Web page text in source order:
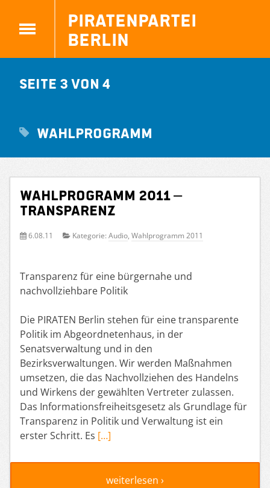
Piratenpartei
Berlin
Seite 3 von 4
wahlprogramm
Wahlprogramm 2011 –
Transparenz
6.08.11 Kategorie: Audio, Wahlprogramm 2011
Transparenz für eine bürgernahe und
nachvollziehbare Politik
Die PIRATEN Berlin stehen für eine transparente
Politik im Abgeordnetenhaus, in der
Senatsverwaltung und in den
Bezirksverwaltungen. Wir werden Maßnahmen
umsetzen, die das Nachvollziehen des Handelns
und Wirkens der gewählten Vertreter zulassen.
Das Informationsfreiheitsgesetz als Grundlage für
Transparenz in Politik und Verwaltung ist ein
erster Schritt. Es […]
weiterlesen ›